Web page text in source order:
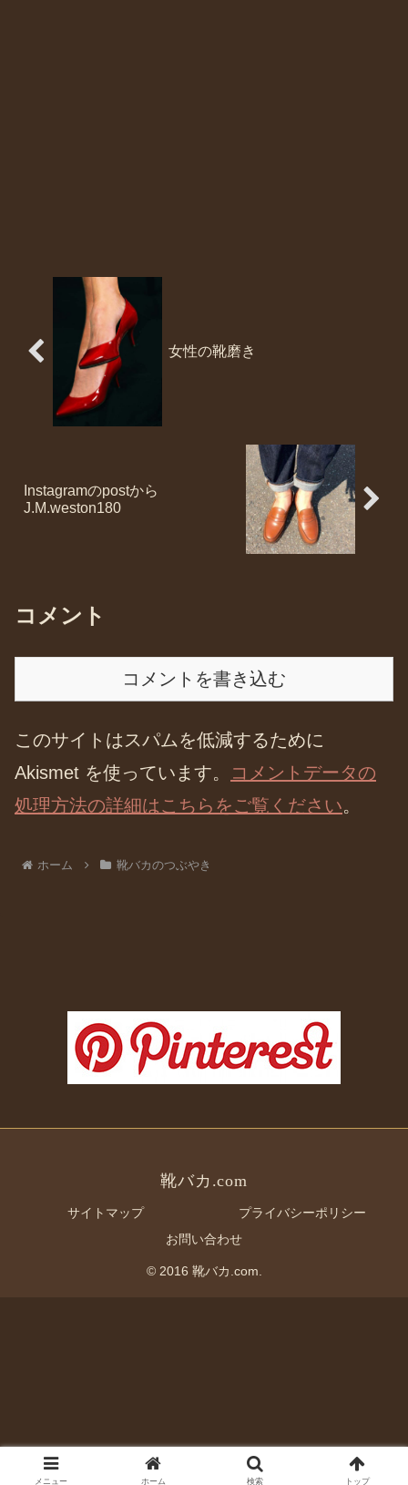
女性の靴磨き
Instagramのpostから
J.M.weston180
コメント
コメントを書き込む
このサイトはスパムを低減するために
Akismet を使っています。
コメントデータの
処理方法の詳細はこちらをご覧ください。
ホーム 靴バカのつぶやき
靴バカ.com
サイトマップ
プライバシーポリシー
お問い合わせ
© 2016 靴バカ.com.
メニュー ホーム 検索 トップ